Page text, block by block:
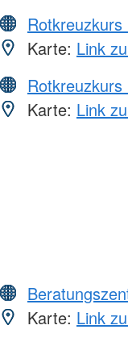
Karte: Link
Karte: Link
Karte: Link